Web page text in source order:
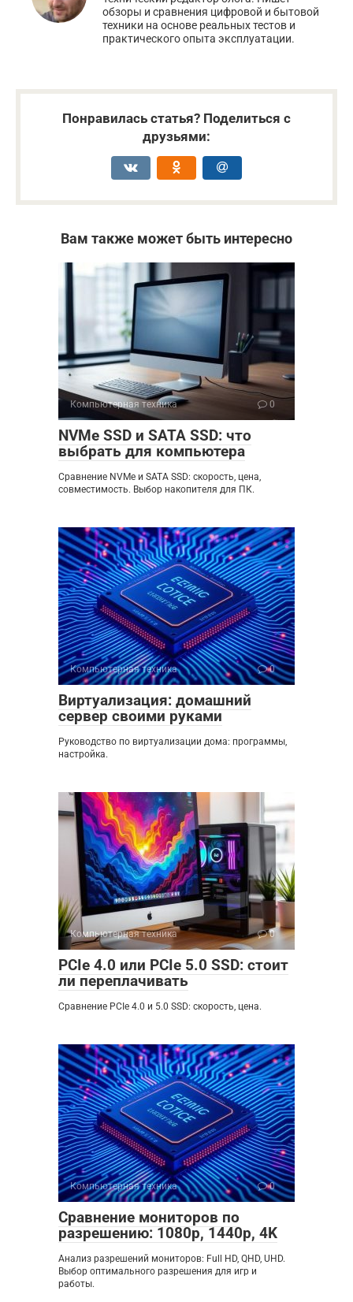
обзоры и сравнения цифровой и бытовой
техники на основе реальных тестов и
практического опыта эксплуатации.
Понравилась статья? Поделиться с
друзьями:
Вам также может быть интересно
Компьютерная техника 0
NVMe SSD и SATA SSD: что
выбрать для компьютера
Сравнение NVMe и SATA SSD: скорость, цена,
совместимость. Выбор накопителя для ПК.
Компьютерная техника 0
Виртуализация: домашний
сервер своими руками
Руководство по виртуализации дома: программы,
настройка.
Компьютерная техника 0
PCIe 4.0 или PCIe 5.0 SSD: стоит
ли переплачивать
Сравнение PCIe 4.0 и 5.0 SSD: скорость, цена.
Компьютерная техника 0
Сравнение мониторов по
разрешению: 1080p, 1440p, 4K
Анализ разрешений мониторов: Full HD, QHD, UHD.
Выбор оптимального разрешения для игр и
работы.